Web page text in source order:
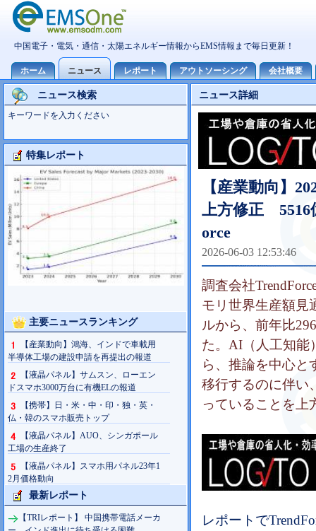
ニュース検索
キーワードを入力ください
特集レポート
Foxconn事業分析
主要ニュースランキング
【産業動向】鴻海、インドで車載用
半導体工場の建設申請を再提出の報道
【液晶パネル】サムスン、ローエン
ドスマホ3000万台に有機ELの報道
【携帯】日・米・中・印・独・英・
仏・韓のスマホ販売トップ
【液晶パネル】AUO、シンガポール
工場の生産終了
【液晶パネル】スマホ用パネル23年1
2月価格動向
最新レポート
【TRIレポート】 中国携帯電話メーカ
ニュース詳細
【産業動向】
上方修正 5516
orce
2026-06-03 12:53:46
調査会社
モリ世界生産額見
ルから、前年比
た。AI（人工知能
ら、推論を中心と
移行するのに伴い
っていることを上
レポートで